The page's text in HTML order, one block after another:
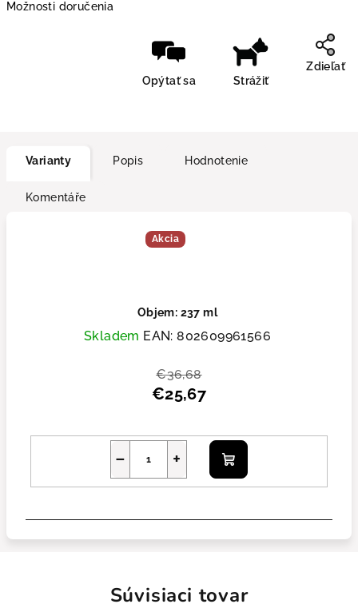
Možnosti doručenia
Opýtať sa Strážiť
Zdieľať
Varianty Popis Hodnotenie
Komentáře
Akcia
Objem: 237 ml
Skladem EAN: 802609961566
€36,68
€25,67
+
− Do košíka
Súvisiaci tovar